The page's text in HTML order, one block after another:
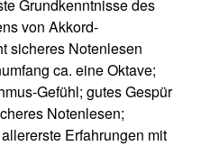
Grundkenntnisse des
von Akkord-
sicheres Notenlesen
ca. eine Oktave;
Gefühl; gutes Gespür
Notenlesen;
Erfahrungen mit